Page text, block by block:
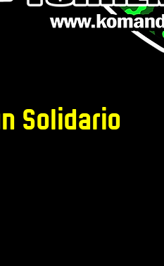
Solidario